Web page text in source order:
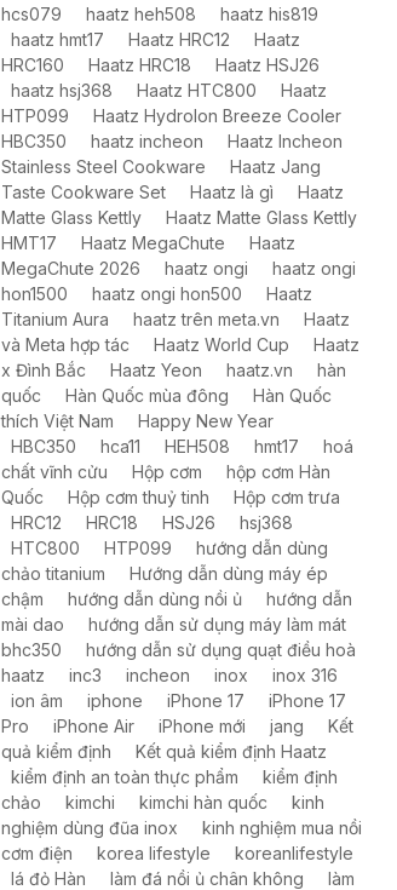
hcs079
haatz heh508
haatz his819
haatz hmt17
Haatz HRC12
Haatz
HRC160
Haatz HRC18
Haatz HSJ26
haatz hsj368
Haatz HTC800
Haatz
HTP099
Haatz HydroIon Breeze Cooler
HBC350
haatz incheon
Haatz Incheon
Stainless Steel Cookware
Haatz Jang
Taste Cookware Set
Haatz là gì
Haatz
Matte Glass Kettly
Haatz Matte Glass Kettly
HMT17
Haatz MegaChute
Haatz
MegaChute 2026
haatz ongi
haatz ongi
hon1500
haatz ongi hon500
Haatz
Titanium Aura
haatz trên meta.vn
Haatz
và Meta hợp tác
Haatz World Cup
Haatz
x Đình Bắc
Haatz Yeon haatz.vn
hàn
quốc
Hàn Quốc mùa đông
Hàn Quốc
thích Việt Nam
Happy New Year
HBC350
hca11 HEH508 hmt17
hoá
chất vĩnh cửu
Hộp cơm
hộp cơm Hàn
Quốc
Hộp cơm thuỷ tinh
Hộp cơm trưa
HRC12
HRC18 HSJ26
hsj368
HTC800
HTP099
hướng dẫn dùng
chảo titanium
Hướng dẫn dùng máy ép
chậm
hướng dẫn dùng nồi ủ
hướng dẫn
mài dao
hướng dẫn sử dụng máy làm mát
bhc350
hướng dẫn sử dụng quạt điều hoà
haatz
inc3 incheon inox
inox 316
ion âm
iphone iPhone 17
iPhone 17
Pro
iPhone Air iPhone mới jang
Kết
quả kiểm định
Kết quả kiểm định Haatz
kiểm định an toàn thực phẩm
kiểm định
chảo
kimchi kimchi hàn quốc
kinh
nghiệm dùng đũa inox
kinh nghiệm mua nồi
cơm điện
korea lifestyle
koreanlifestyle
lá đỏ Hàn
làm đá nồi ủ chân không làm